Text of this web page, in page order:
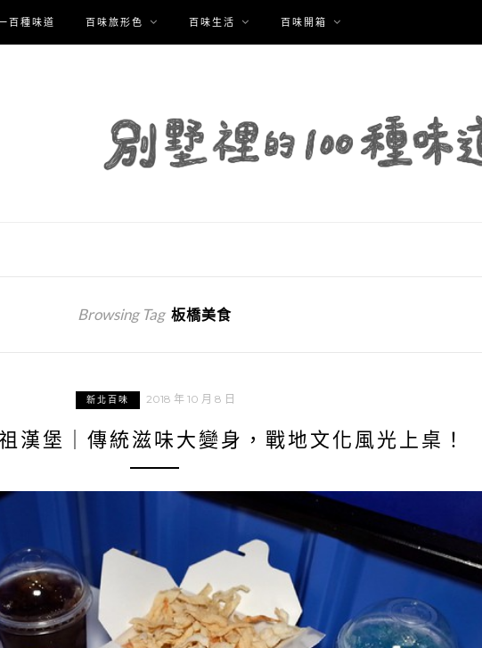
百種味道 百味旅形色 百味生活 百味開箱
Browsing Tag 板橋美食
新北百味 2018 年 10 月 8 日
漢堡｜傳統滋味大變身，戰地文化風光上桌！